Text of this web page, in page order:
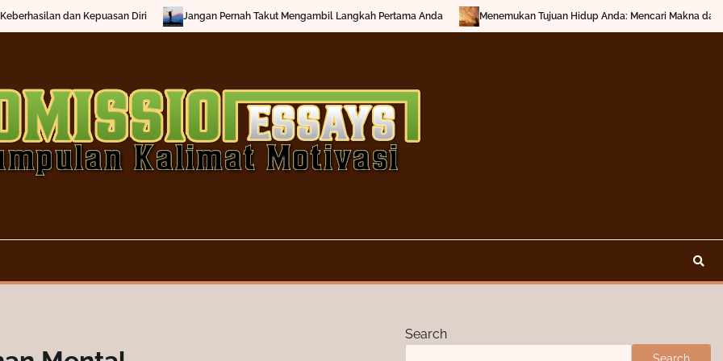
dan Kepuasan Diri Jangan Pernah Takut Mengambil Langkah Pertama Anda Menemukan Tujuan Hidup Anda: Mencari Makna dan
Search